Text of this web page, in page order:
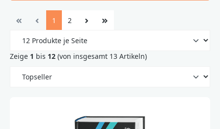
1 2
Zeige 1 bis 12 (von insgesamt 13 Artikeln)